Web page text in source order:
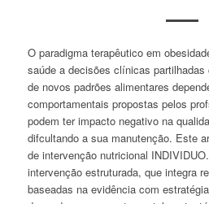
O paradigma terapêutico em
saúde a decisões clínicas
de novos padrões alimentares
comportamentais propostas pelos
podem ter impacto negativo na
difcultando a sua manutenção. Este
de intervenção nutricional
intervenção estruturada, que integra
baseadas na evidência com